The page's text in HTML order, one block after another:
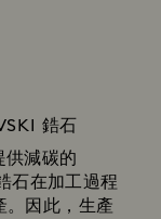
鋯石
供減碳的
石在加工過程
。因此，生產